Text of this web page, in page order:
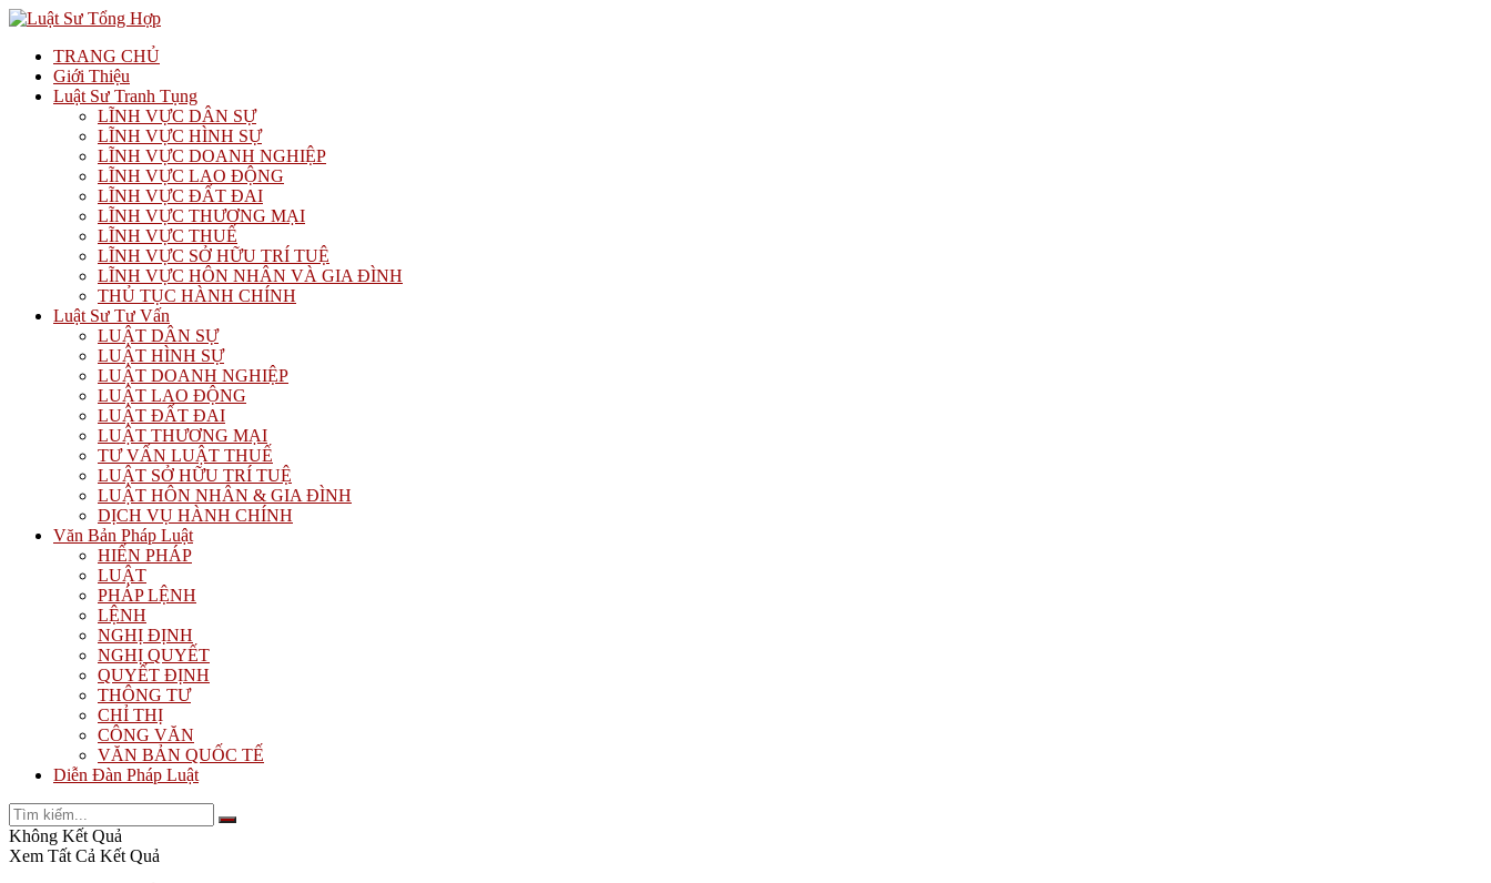
TRANG CHỦ
Giới Thiệu
Luật Sư Tranh Tụng
LĨNH VỰC DÂN SỰ
LĨNH VỰC HÌNH SỰ
LĨNH VỰC DOANH NGHIỆP
LĨNH VỰC LAO ĐỘNG
LĨNH VỰC ĐẤT ĐAI
LĨNH VỰC THƯƠNG MẠI
LĨNH VỰC THUẾ
LĨNH VỰC SỞ HỮU TRÍ TUỆ
LĨNH VỰC HÔN NHÂN VÀ GIA ĐÌNH
THỦ TỤC HÀNH CHÍNH
Luật Sư Tư Vấn
LUẬT DÂN SỰ
LUẬT HÌNH SỰ
LUẬT DOANH NGHIỆP
LUẬT LAO ĐỘNG
LUẬT ĐẤT ĐAI
LUẬT THƯƠNG MẠI
TƯ VẤN LUẬT THUẾ
LUẬT SỞ HỮU TRÍ TUỆ
LUẬT HÔN NHÂN & GIA ĐÌNH
DỊCH VỤ HÀNH CHÍNH
Văn Bản Pháp Luật
HIẾN PHÁP
LUẬT
PHÁP LỆNH
LỆNH
NGHỊ ĐỊNH
NGHỊ QUYẾT
QUYẾT ĐỊNH
THÔNG TƯ
CHỈ THỊ
CÔNG VĂN
VĂN BẢN QUỐC TẾ
Diễn Đàn Pháp Luật
Không Kết Quả
Xem Tất Cả Kết Quả